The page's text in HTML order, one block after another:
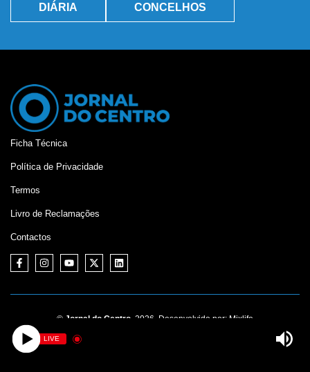
DIÁRIA CONCELHOS
Ficha Técnica
Política de Privacidade
Termos
Livro de Reclamações
Contactos
© Jornal do Centro, 2026. Desenvolvido por: Mixlife
LIVE